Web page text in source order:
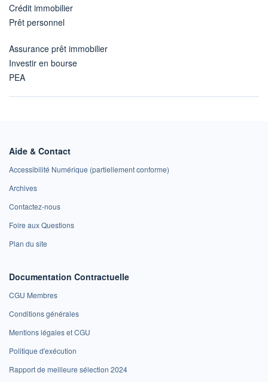
Crédit immobilier
Prêt personnel
Assurance prêt immobilier
Investir en bourse
PEA
Aide & Contact
Accessibilité Numérique (partiellement conforme)
Archives
Contactez-nous
Foire aux Questions
Plan du site
Documentation Contractuelle
CGU Membres
Conditions générales
Mentions légales et CGU
Politique d'exécution
Rapport de meilleure sélection 2024